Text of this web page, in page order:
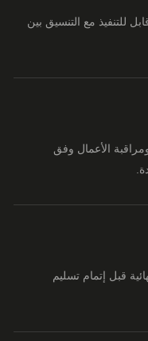
للتنفيذ مع التنسيق بين
الأعمال وفق
قبل إتمام تسليم